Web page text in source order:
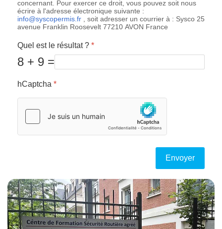
concernant. Pour exercer ce droit, vous pouvez soit nous
écrire à l'adresse électronique suivante :
info@syscopermis.fr , soit adresser un courrier à : Sysco 25
avenue Franklin Roosevelt 77210 AVON France
Quel est le résultat ? *
8 + 9 =
hCaptcha *
Envoyer